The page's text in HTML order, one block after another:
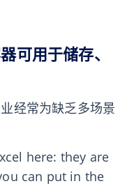
可用于储存、
经常为缺乏多场景
here: they are
can put in the